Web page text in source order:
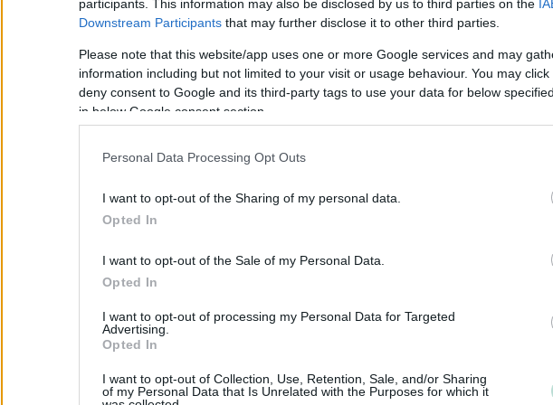
participants. This information may also be disclosed by us to third parties on the
Downstream Participants that may further disclose it to other third parties.
Please note that this website/app uses one or more Google services and may
information including but not limited to your visit or usage behaviour. You may
deny consent to Google and its third-party tags to use your data for below
in below Google consent section.
Personal Data Processing Opt Outs
I want to opt-out of the Sharing of my personal data.
Opted In
I want to opt-out of the Sale of my Personal Data.
Opted In
I want to opt-out of processing my Personal Data for Targeted
Advertising.
Opted In
I want to opt-out of Collection, Use, Retention, Sale, and/or Sharing
of my Personal Data that Is Unrelated with the Purposes for which it
taloushallinnon sähköistäminen, kirjanpito,
asiakaslähtöisyys ovat meille erityisen tärkeitä.